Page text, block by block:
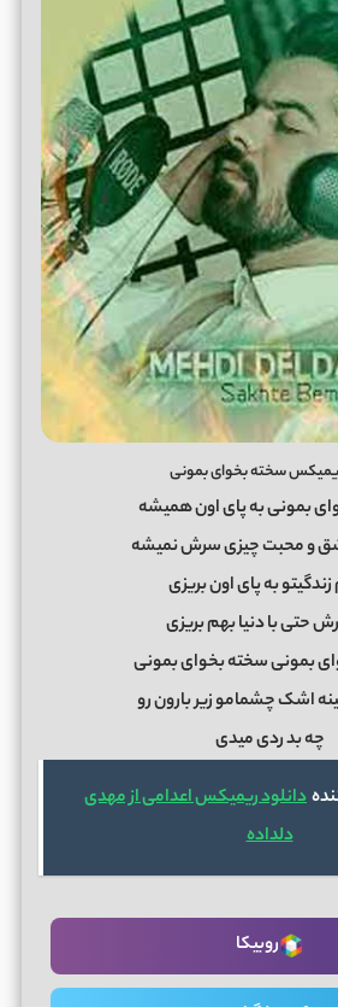
سخته بخوای بمونی
بمونی به پای اون همیشه
و محبت چیزی سرش نمیشه
به پای اون بریزی
حتی با دنیا بهم بریزی
بمونی سخته بخوای بمونی
اشک چشمامو زیر بارون رو
چه بد ردی میدی
دانلود ریمیکس اعدامی از مهدی
دلداده
روبیکا